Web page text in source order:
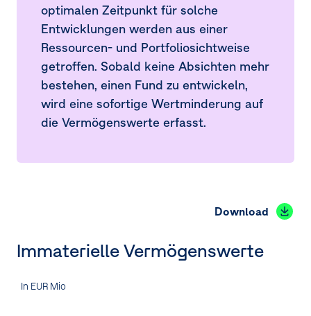
optimalen Zeitpunkt für solche
Entwicklungen werden aus einer
Ressourcen- und Portfoliosichtweise
getroffen. Sobald keine Absichten mehr
bestehen, einen Fund zu entwickeln,
wird eine sofortige Wertminderung auf
die Vermögenswerte erfasst.
Download
Immaterielle Vermögenswerte
In EUR Mio